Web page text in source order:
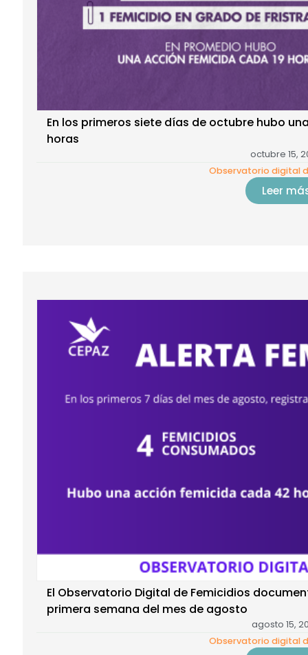
En los primeros siete días de octubre hubo
horas
octubre 15,
Observatorio digital
Leer
El Observatorio Digital de Femicidios
primera semana del mes de agosto
agosto 15,
Observatorio digital